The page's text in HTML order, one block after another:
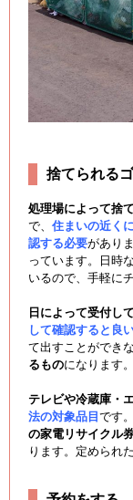
捨てられる
処理場によって捨
で、 住まいの近く
認する必要があり
っています。日時
いるので、手軽に
日によって受付し
して確認すると良
て出すことができ
るものになります。
テレビや冷蔵庫・
法の対象品目です
の家電リサイクル
ります。定められた